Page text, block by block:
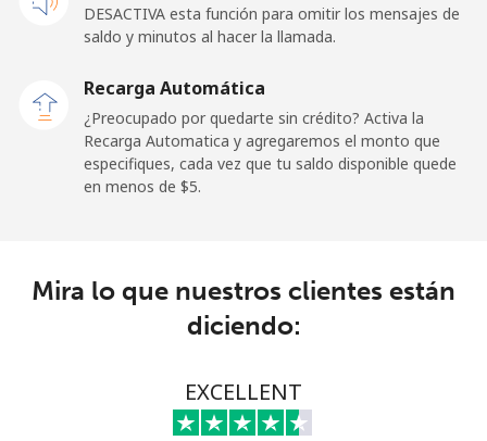
Malaysia
Línea fija ⁦1.5¢⁩
⁦$10⁩
⁦1.5¢⁩
665 min por
-
⁦108.9¢⁩
⁦$10⁩
DESACTIVA esta función para omitir los mensajes de
saldo y minutos al hacer la llamada.
Recarga Automática
¿Preocupado por quedarte sin crédito? Activa la
Recarga Automatica y agregaremos el monto que
especifiques, cada vez que tu saldo disponible quede
en menos de ⁦$5⁩.
Mira lo que nuestros clientes están
diciendo:
EXCELLENT